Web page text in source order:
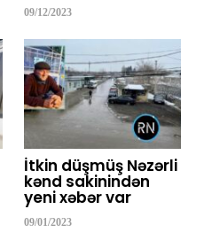
09/12/2023
İtkin düşmüş Nəzərli
kənd sakinindən
yeni xəbər var
09/01/2023